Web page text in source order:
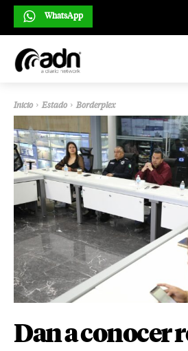
WhatsApp
Inicio Estado Borderplex
Dan a conocer